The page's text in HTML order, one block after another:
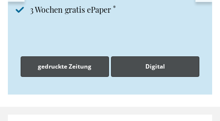
3 Wochen gratis ePaper *
gedruckte Zeitung Digital